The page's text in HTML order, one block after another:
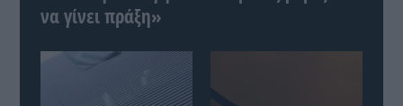
να γίνει πράξη»